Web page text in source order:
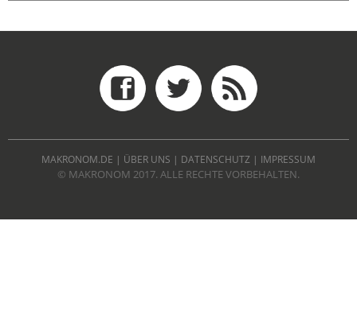
MAKRONOM.DE | ÜBER UNS | DATENSCHUTZ | IMPRESSUM
© MAKRONOM 2017. ALLE RECHTE VORBEHALTEN.